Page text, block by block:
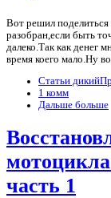
Вот решил
разобран,если быть
далеко.Так как денег
время коего мало.Ну
Статьи
1 комм
Дальше больше
часть 1